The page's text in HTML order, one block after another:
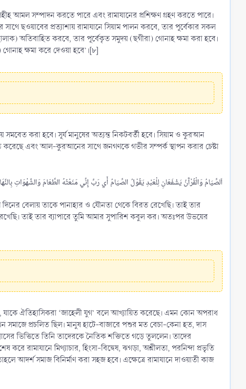
আমল সম্পাদন করতে পারে এবং রামাযানের প্রশিক্ষণ গ্রহণ করতে পারে।
সাথে ছওয়াবের প্রত্যাশায় রামাযানে সিয়াম পালন করবে, তার পূর্বেকার সকল
অতিবাহিত করবে, তার পূর্বেকৃত সমুদয় (ছগীরা) গোনাহ ক্ষমা করা হবে।
ক্ষমা করে দেওয়া হবে’।[৮]
করা হবে। সূর্য মানুষের অত্যন্ত নিকটবর্তী হবে। সিয়াম ও কুরআন
করেছে এবং আল-কুরআনের সাথে জনগণকে গভীর সম্পর্ক স্থাপন করার চেষ্টা
বেলায় তাকে পানাহার ও যৌনতা থেকে বিরত রেখেছি। তাই তার
তাই তার ব্যাপারে তুমি আমার সুপারিশ কবুল কর। অতঃপর উভয়ের
যাকে ঐতিহাসিকরা ‘জাহেলী যুগ’ বলে আখ্যায়িত করেছে। এমন কোন অপরাধ
সমাজে প্রচলিত ছিল। মানুষ হাটে-বাজারে পশুর মত বেচা-কেনা হত, দাস
ভিত্তিতে তিনি তাদেরকে নৈতিক শক্তিতে গড়ে তুললেন। তাদের
রামাযানে মিথ্যাচার, হিংসা-বিদ্বেষ, ঝগড়া, অশ্লীলতা, পরনিন্দা প্রভৃতি
সমাজ বিনির্মাণ করা সহজ হবে। এক্ষেত্রে রামাযানে দাওয়াতী কাজ